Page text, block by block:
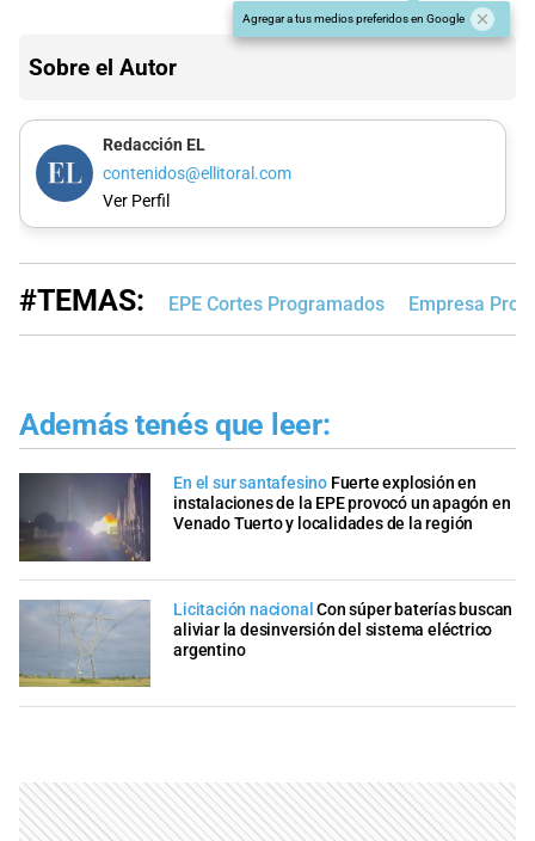
Agregar a tus medios preferidos en Google
Sobre el Autor
Redacción EL
contenidos@ellitoral.com
Ver Perfil
#TEMAS: EPE Cortes Programados Empresa
Además tenés que leer:
En el sur santafesino Fuerte explosión en
instalaciones de la EPE provocó un apagón en
Venado Tuerto y localidades de la región
Licitación nacional Con súper baterías buscan
aliviar la desinversión del sistema eléctrico
argentino